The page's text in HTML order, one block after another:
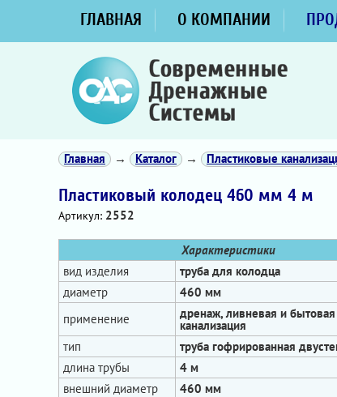
ГЛАВНАЯ О КОМПАНИИ
Главная → Каталог → Пластиковые
Пластиковый колодец 460 мм 4 м
Артикул: 2552
Характеристики
вид изделия
труба для колодца
диаметр
460 мм
применение
дренаж, ливневая и бытовая
канализация
тип
труба гофрированная
длина трубы
4 м
внешний диаметр
460 мм